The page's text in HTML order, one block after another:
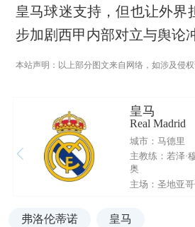
皇马球迷支持，但也让外界
步加剧西甲内部对立与舆论
本站声明：以上部分图文来自网络，如涉及侵
皇马
Real Madrid
城市：马德里
主教练：若泽·
奥
主场：圣地亚
弗洛伦蒂诺 皇马